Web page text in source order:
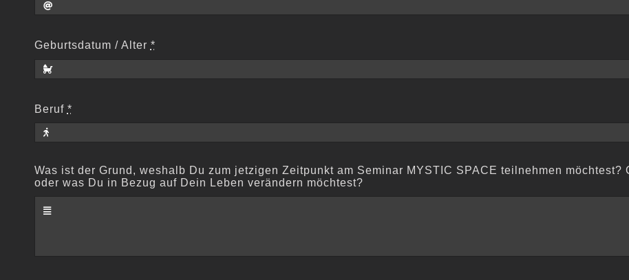
Geburtsdatum / Alter *
Beruf *
Was ist der Grund, weshalb Du zum jetzigen Zeitpunkt am Seminar MYSTIC SPACE teilnehmen
oder was Du in Bezug auf Dein Leben verändern möchtest?